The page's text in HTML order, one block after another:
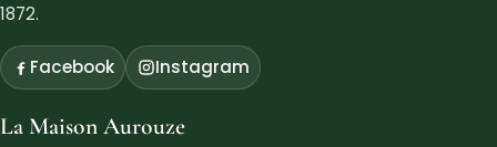
1872.
Facebook Instagram
La Maison Aurouze